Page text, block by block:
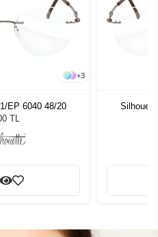
+3
EP 6040 48/20
TL